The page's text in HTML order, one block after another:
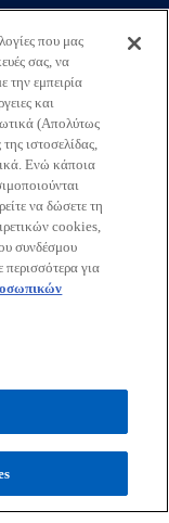
o
p
e
n
a
e
t
Προσβασιμότητα
Δεδομένων
& επιχειρησιακής
Aνώνυμη Εταιρεία
με εγγυητικές
του διεθνούς
τη
που μας
σας, να
την εμπειρία
και
(Απολύτως
ιστοσελίδας,
Ενώ κάποια
να δώσετε τη
cookies,
συνδέσμου
για